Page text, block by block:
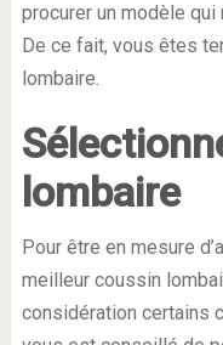
procurer un modèle
De ce fait, vous êtes
lombaire.
lombaire
Pour être en mesure
meilleur coussin
considération certains